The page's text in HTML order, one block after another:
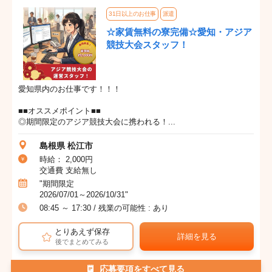
31日以上のお仕事 派遣
☆家賃無料の寮完備☆愛知・アジア
競技大会スタッフ！
愛知県内のお仕事です！！！
■■オススメポイント■■
◎期間限定のアジア競技大会に携われる！...
島根県 松江市
時給： 2,000円
交通費 支給無し
"期間限定
2026/07/01～2026/10/31"
08:45 ～ 17:30 / 残業の可能性 : あり
とりあえず保存
後でまとめてみる
詳細を見る
応募要項をすべて見る